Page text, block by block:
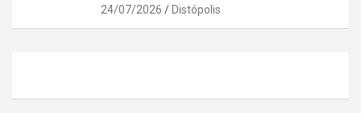
24/07/2026 Distópolis